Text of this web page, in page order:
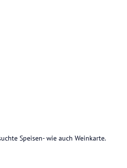
Speisen- wie auch Weinkarte.